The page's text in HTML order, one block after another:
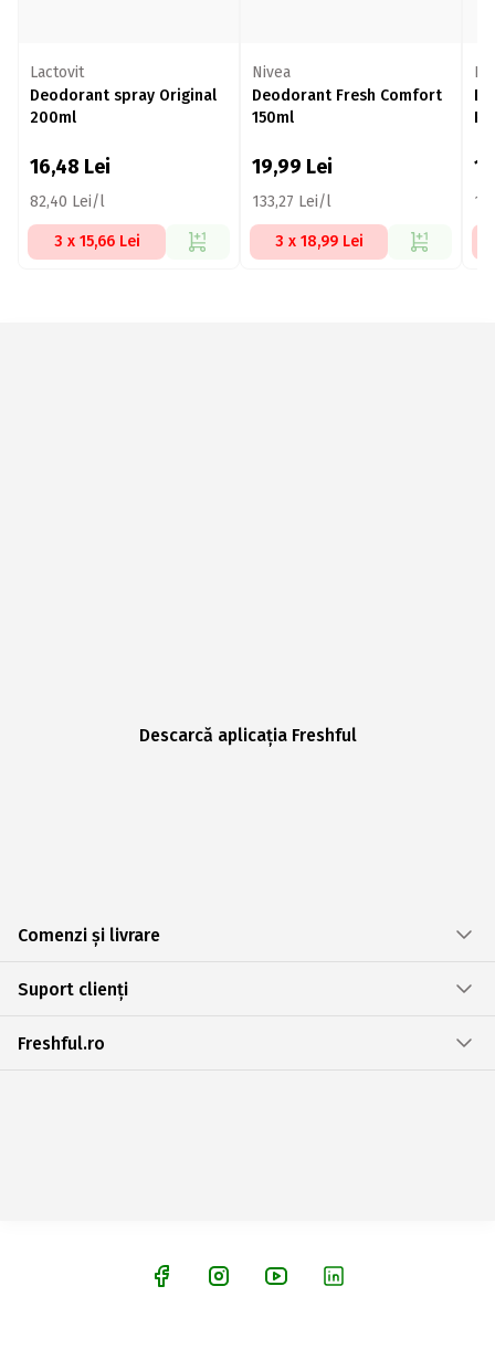
Lactovit
Deodorant spray Original
200ml
16,48 Lei
82,40 Lei/l
3 x 15,66 Lei
Nivea
Deodorant Fresh Comfort
150ml
19,99 Lei
133,27 Lei/l
3 x 18,99 Lei
Descarcă aplicația Freshful
Comenzi și livrare
Suport clienți
Freshful.ro